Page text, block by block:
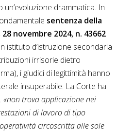
drammatica. In
sentenza della
28 novembre 2024, n. 43662
istituto d’istruzione secondaria
irrisorie dietro
i giudici di legittimità hanno
insuperabile. La Corte ha
«non trova applicazione nei
di lavoro di tipo
circoscritta alle sole